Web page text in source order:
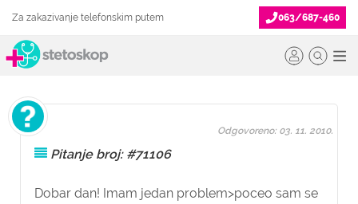
Za zakazivanje telefonskim putem 063/687-460
Pitanje broj: #71106
Dobar dan! Imam jedan problem>poceo sam se
Odgovoreno: 03. 11. 2010.